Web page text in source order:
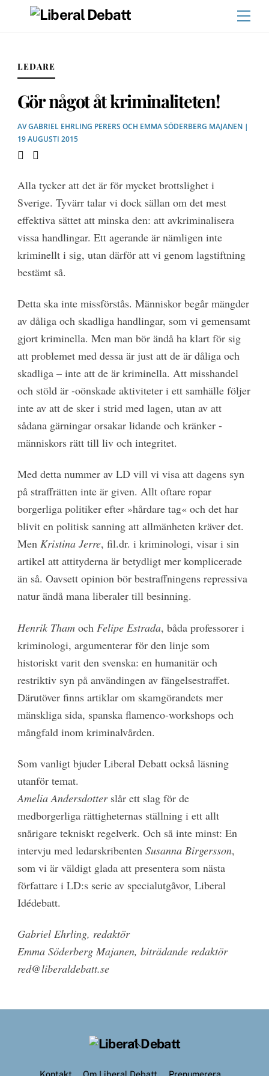
LEDARE
Gör något åt kriminaliteten!
AVGABRIEL EHRLING PERERS OCH EMMA SÖDERBERG MAJANEN|
19 AUGUSTI 2015
Alla tycker att det är för mycket brottslighet i
Sverige. Tyvärr talar vi dock sällan om det mest
effektiva sättet att minska den: att avkriminalisera
vissa handlingar. Ett agerande är nämligen inte
kriminellt i sig, utan därför att vi genom lagstiftning
bestämt så.
Detta ska inte missförstås. Människor begår mängder
av dåliga och skadliga handlingar, som vi gemensamt
gjort kriminella. Men man bör ändå ha klart för sig
att problemet med dessa är just att de är dåliga och
skadliga – inte att de är kriminella. Att misshandel
och stöld är -oönskade aktiviteter i ett samhälle följer
inte av att de sker i strid med lagen, utan av att
sådana gärningar orsakar lidande och kränker -
människors rätt till liv och integritet.
Med detta nummer av LD vill vi visa att dagens syn
på straffrätten inte är given. Allt oftare ropar
borgerliga politiker efter »hårdare tag« och det har
blivit en politisk sanning att allmänheten kräver det.
Men Kristina Jerre, fil.dr. i kriminologi, visar i sin
artikel att attityderna är betydligt mer komplicerade
än så. Oavsett opinion bör bestraffningens repressiva
natur ändå mana liberaler till besinning.
Henrik Tham och Felipe Estrada, båda professorer i
kriminologi, argumenterar för den linje som
historiskt varit den svenska: en humanitär och
restriktiv syn på användingen av fängelsestraffet.
Därutöver finns artiklar om skamgörandets mer
mänskliga sida, spanska flamenco-workshops och
mångfald inom kriminalvården.
Som vanligt bjuder Liberal Debatt också läsning
utanför temat.
Amelia Andersdotter slår ett slag för de
medborgerliga rättigheternas ställning i ett allt
snårigare tekniskt regelverk. Och så inte minst: En
intervju med ledarskribenten Susanna Birgersson,
som vi är väldigt glada att presentera som nästa
författare i LD:s serie av specialutgåvor, Liberal
Idédebatt.
Gabriel Ehrling, redaktör
Emma Söderberg Majanen, biträdande redaktör
red@liberaldebatt.se
Back
Top
Kontakt Om Liberal Debatt Prenumerera